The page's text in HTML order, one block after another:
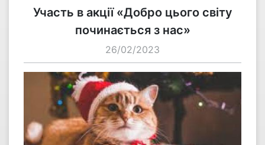
Участь в акції «Добро цього світу
починається з нас»
26/02/2023